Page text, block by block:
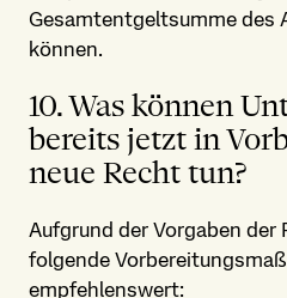
Gesamt­entgelt­summe des
können.
10. Was können
bereits jetzt in
neue Recht tun?
Aufgrund der Vorgaben
folgende
empfehlenswert: